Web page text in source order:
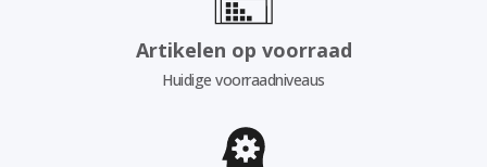
Artikelen op voorraad
Huidige voorraadniveaus